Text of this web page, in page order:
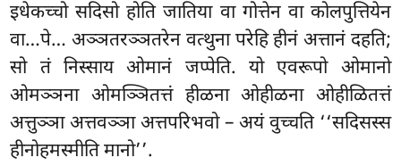
इधेकच्चो सदिसो होति जातिया वा गोत्तेन वा कोलपुत्तियेन
वा…पे… अञ्ञतरञ्ञतरेन वत्थुना परेहि हीनं अत्तानं दहति;
सो तं निस्साय ओमानं जप्पेति. यो एवरूपो ओमानो
ओमञ्ञना ओमञ्ञितत्तं हीळना ओहीळना ओहीळितत्तं
अत्तुञ्ञा अत्तवञ्ञा अत्तपरिभवो – अयं वुच्चति ‘‘सदिसस्स
हीनोहमस्मीति मानो’’.